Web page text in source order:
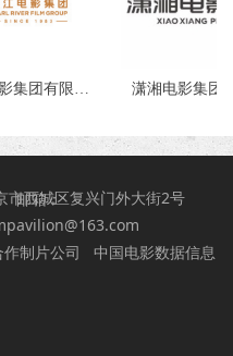
珠江电影集团有限公司
制片公司
中国电影数据信息
邮箱：
市西城区复兴门外大街2号